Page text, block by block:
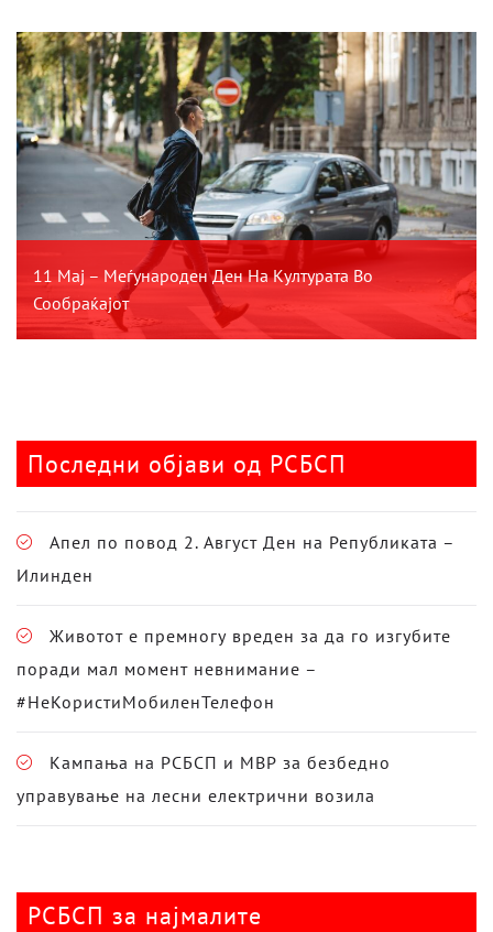
11 Мај – Меѓународен Ден На Културата Во
Сообраќајот
Последни објави од РСБСП
Апел по повод 2. Август Ден на Републиката –
Илинден
Животот е премногу вреден за да го изгубите
поради мал момент невнимание –
#НеКористиМобиленТелефон
Кампања на РСБСП и МВР за безбедно
управување на лесни електрични возила
РСБСП за најмалите